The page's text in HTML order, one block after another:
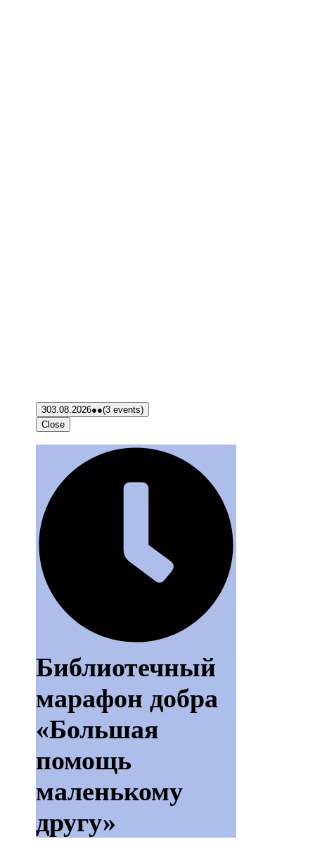
303.08.2026●●(3 events)
Close
Библиотечный
марафон добра
«Большая
помощь
маленькому
другу»